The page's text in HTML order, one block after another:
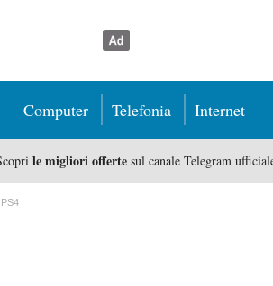
Computer Telefonia Internet
le migliori offertesul canale Telegram